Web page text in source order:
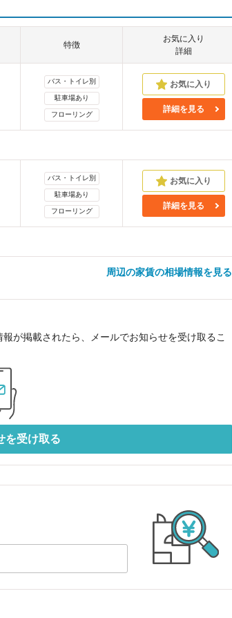
特徴
お気に入り
詳細
バス・トイレ別
駐車場あり
フローリング
詳細を見る
バス・トイレ別
駐車場あり
フローリング
詳細を見る
周辺の家賃の相場情報を見る
が掲載されたら、メールでお知らせを受け取るこ
を受け取る